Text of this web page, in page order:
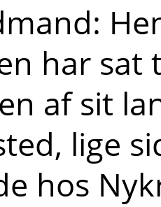
har sat
af sit
lige
hos